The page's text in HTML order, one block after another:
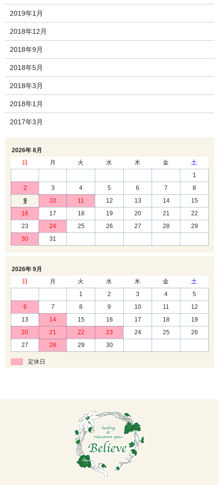
2019年1月
2018年12月
2018年9月
2018年5月
2018年3月
2018年1月
2017年3月
2026年 8月
日
月 火 水 木 金
土
1
2
3 4 5 6 7
8
9
10 11 12 13 14
15
16
17 18 19 20 21
22
23
24 25 26 27 28
29
30
31
2026年 9月
日
月 火 水 木 金
土
1
2 3 4
5
6
7 8 9 10 11
12
13
14 15 16 17 18
19
20
21 22 23 24 25
26
27
28 29 30
定休日